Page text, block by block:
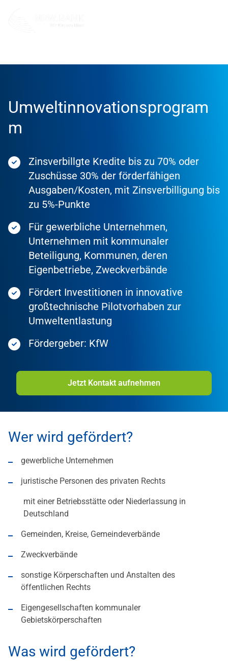
Umweltinnovationsprogram
m
Zinsverbillgte Kredite bis zu 70% oder
Zuschüsse 30% der förderfähigen
Ausgaben/Kosten, mit Zinsverbilligung bis
zu 5%-Punkte
Für gewerbliche Unternehmen,
Unternehmen mit kommunaler
Beteiligung, Kommunen, deren
Eigenbetriebe, Zweckverbände
Fördert Investitionen in innovative
großtechnische Pilotvorhaben zur
Umweltentlastung
Fördergeber: KfW
Jetzt Kontakt aufnehmen
Wer wird gefördert?
gewerbliche Unternehmen
juristische Personen des privaten Rechts
mit einer Betriebsstätte oder Niederlassung in
Deutschland
Gemeinden, Kreise, Gemeindeverbände
Zweckverbände
sonstige Körperschaften und Anstalten des
öffentlichen Rechts
Eigengesellschaften kommunaler
Gebietskörperschaften
Was wird gefördert?